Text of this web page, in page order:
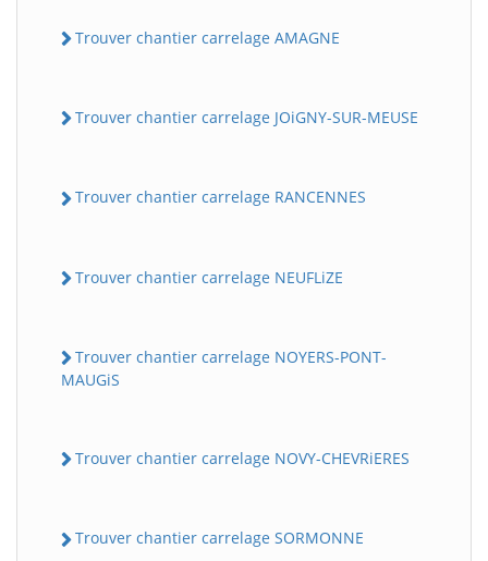
Trouver chantier carrelage AMAGNE
Trouver chantier carrelage JOiGNY-SUR-MEUSE
Trouver chantier carrelage RANCENNES
Trouver chantier carrelage NEUFLiZE
Trouver chantier carrelage NOYERS-PONT-
MAUGiS
Trouver chantier carrelage NOVY-CHEVRiERES
Trouver chantier carrelage SORMONNE